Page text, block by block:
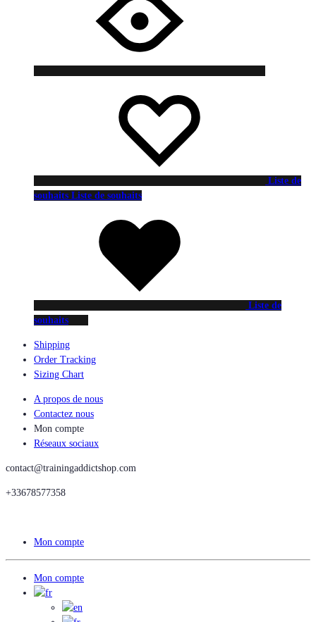
Liste de
souhaits Liste de souhaits
Liste de
souhaits
Shipping
Order Tracking
Sizing Chart
A propos de nous
Contactez nous
Mon compte
Réseaux sociaux
contact@trainingaddictshop.com
+33678577358
Mon compte
Mon compte